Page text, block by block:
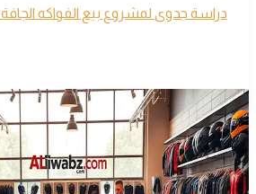
دراسة جدوى لمشروع بيع الفواكه الجافة